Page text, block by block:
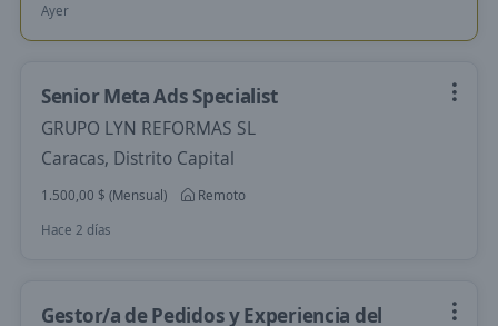
Ayer
Senior Meta Ads Specialist
GRUPO LYN REFORMAS SL
Caracas, Distrito Capital
1.500,00 $ (Mensual)
Remoto
Hace 2 días
Gestor/a de Pedidos y Experiencia del